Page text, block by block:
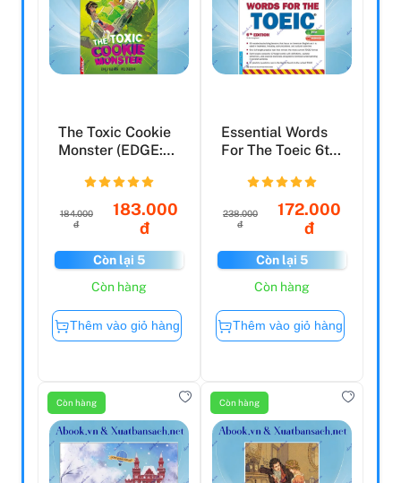
The Toxic Cookie
Monster (EDGE:
184.000
đ
183.000
đ
Còn lại 5
Còn hàng
Thêm vào giỏ hàng
Essential Words
For The Toeic 6th
238.000
đ
172.000
đ
Còn lại 5
Còn hàng
Thêm vào giỏ hàng
Còn hàng Còn hàng